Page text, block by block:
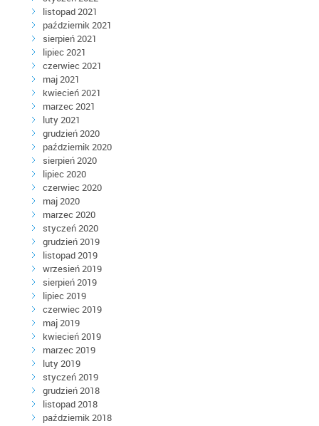
listopad 2021
październik 2021
sierpień 2021
lipiec 2021
czerwiec 2021
maj 2021
kwiecień 2021
marzec 2021
luty 2021
grudzień 2020
październik 2020
sierpień 2020
lipiec 2020
czerwiec 2020
maj 2020
marzec 2020
styczeń 2020
grudzień 2019
listopad 2019
wrzesień 2019
sierpień 2019
lipiec 2019
czerwiec 2019
maj 2019
kwiecień 2019
marzec 2019
luty 2019
styczeń 2019
grudzień 2018
listopad 2018
październik 2018